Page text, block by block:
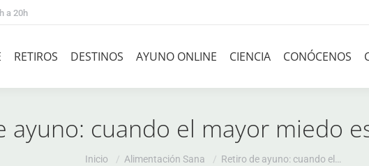
a 20h
RETIROS DESTINOS AYUNO ONLINE CIENCIA CONÓCENOS
ayuno: cuando el mayor miedo
Estás aquí:
Inicio Alimentación Sana Retiro de ayuno: cuando el…